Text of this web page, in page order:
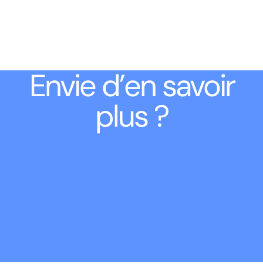
Envie d’en savoir
plus ?